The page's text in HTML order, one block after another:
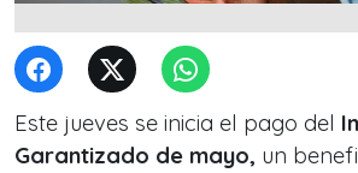
Este jueves se inicia el pago del
Garantizado de mayo, un